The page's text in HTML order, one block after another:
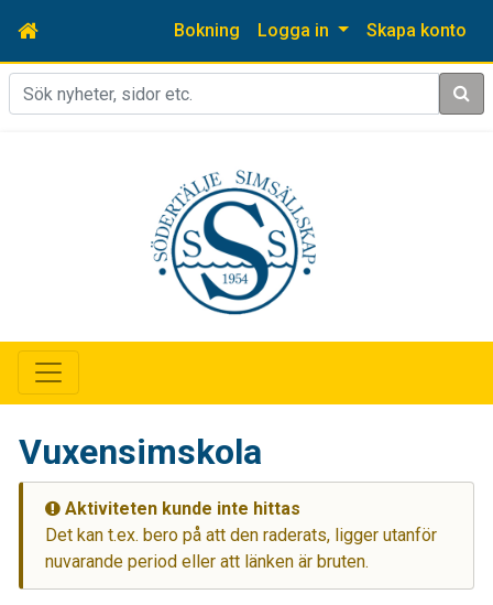
Bokning Logga in Skapa konto
Sök
Vuxensimskola
Aktiviteten kunde inte hittas
Det kan t.ex. bero på att den raderats, ligger utanför
nuvarande period eller att länken är bruten.